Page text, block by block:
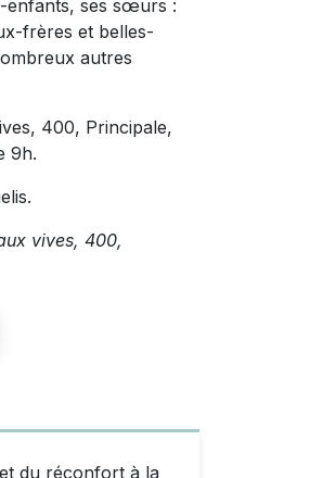
enfants, ses sœurs :
frères et belles-
autres
400, Principale,
9h.
vives, 400,
du réconfort à la